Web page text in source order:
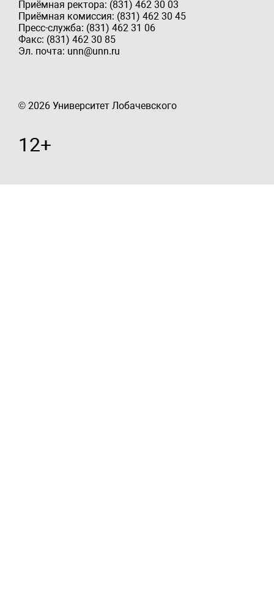
Приёмная ректора: (831) 462 30 03
Приёмная комиссия: (831) 462 30 45
Пресс-служба: (831) 462 31 06
Факс: (831) 462 30 85
Эл. почта: unn@unn.ru
© 2026 Университет Лобачевского
12+